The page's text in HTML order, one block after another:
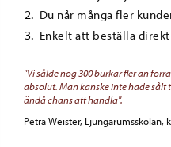
Du når många fler
Enkelt att beställa
"Vi sålde nog 300 burkar fler än
absolut. Man kanske inte hade
ändå chans att handla".
Petra Weister, Ljungarumsskolan,